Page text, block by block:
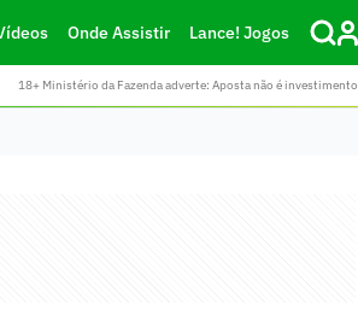
Onde Assistir Lance! Jogos
18+ Ministério da Fazenda adverte: Aposta não é investimento